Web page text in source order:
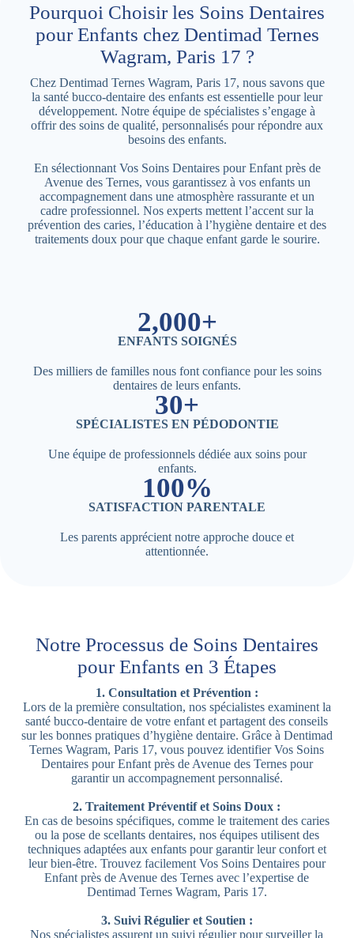
Pourquoi Choisir les Soins Dentaires
pour Enfants chez Dentimad Ternes
Wagram, Paris 17 ?
Chez Dentimad Ternes Wagram, Paris 17, nous savons que
la santé bucco-dentaire des enfants est essentielle pour leur
développement. Notre équipe de spécialistes s’engage à
offrir des soins de qualité, personnalisés pour répondre aux
besoins des enfants.
En sélectionnant Vos Soins Dentaires pour Enfant près de
Avenue des Ternes, vous garantissez à vos enfants un
accompagnement dans une atmosphère rassurante et un
cadre professionnel. Nos experts mettent l’accent sur la
prévention des caries, l’éducation à l’hygiène dentaire et des
traitements doux pour que chaque enfant garde le sourire.
2,000+
ENFANTS SOIGNÉS
Des milliers de familles nous font confiance pour les soins
dentaires de leurs enfants.
30+
SPÉCIALISTES EN PÉDODONTIE
Une équipe de professionnels dédiée aux soins pour
enfants.
100%
SATISFACTION PARENTALE
Les parents apprécient notre approche douce et
attentionnée.
Notre Processus de Soins Dentaires
pour Enfants en 3 Étapes
1. Consultation et Prévention :
Lors de la première consultation, nos spécialistes examinent la
santé bucco-dentaire de votre enfant et partagent des conseils
sur les bonnes pratiques d’hygiène dentaire. Grâce à Dentimad
Ternes Wagram, Paris 17, vous pouvez identifier Vos Soins
Dentaires pour Enfant près de Avenue des Ternes pour
garantir un accompagnement personnalisé.
2. Traitement Préventif et Soins Doux :
En cas de besoins spécifiques, comme le traitement des caries
ou la pose de scellants dentaires, nos équipes utilisent des
techniques adaptées aux enfants pour garantir leur confort et
leur bien-être. Trouvez facilement Vos Soins Dentaires pour
Enfant près de Avenue des Ternes avec l’expertise de
Dentimad Ternes Wagram, Paris 17.
3. Suivi Régulier et Soutien :
Nos spécialistes assurent un suivi régulier pour surveiller la